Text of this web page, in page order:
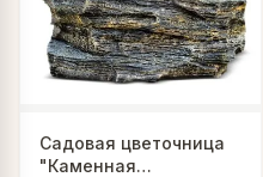
Садовая цветочница
"Каменная